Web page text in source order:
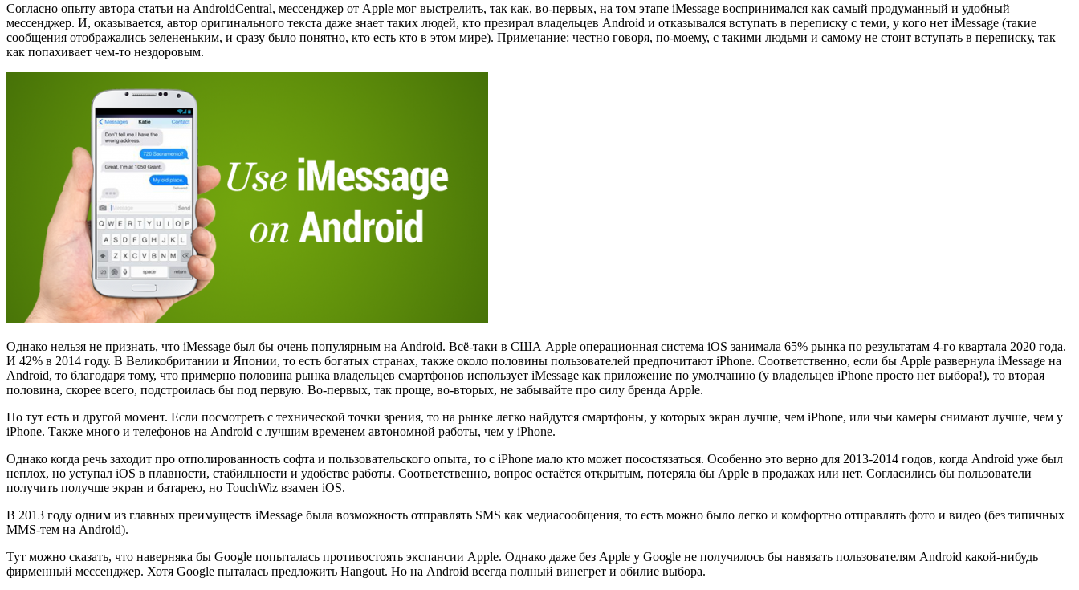
Согласно опыту автора статьи на AndroidCentral, мессенджер от Apple мог выстрелить, так как, во-первых, на том этапе iMessage воспринимался как самый продуманный и удобный
мессенджер. И, оказывается, автор оригинального текста даже знает таких людей, кто презирал владельцев Android и отказывался вступать в переписку с теми, у кого нет iMessage (такие
сообщения отображались зелененьким, и сразу было понятно, кто есть кто в этом мире). Примечание: честно говоря, по-моему, с такими людьми и самому не стоит вступать в переписку, так
как попахивает чем-то нездоровым.
Однако нельзя не признать, что iMessage был бы очень популярным на Android. Всё-таки в США Apple операционная система iOS занимала 65% рынка по результатам 4-го квартала 2020 года.
И 42% в 2014 году. В Великобритании и Японии, то есть богатых странах, также около половины пользователей предпочитают iPhone. Соответственно, если бы Apple развернула iMessage на
Android, то благодаря тому, что примерно половина рынка владельцев смартфонов использует iMessage как приложение по умолчанию (у владельцев iPhone просто нет выбора!), то вторая
половина, скорее всего, подстроилась бы под первую. Во-первых, так проще, во-вторых, не забывайте про силу бренда Apple.
Но тут есть и другой момент. Если посмотреть с технической точки зрения, то на рынке легко найдутся смартфоны, у которых экран лучше, чем iPhone, или чьи камеры снимают лучше, чем у
iPhone. Также много и телефонов на Android с лучшим временем автономной работы, чем у iPhone.
Однако когда речь заходит про отполированность софта и пользовательского опыта, то с iPhone мало кто может посостязаться. Особенно это верно для 2013-2014 годов, когда Android уже был
неплох, но уступал iOS в плавности, стабильности и удобстве работы. Соответственно, вопрос остаётся открытым, потеряла бы Apple в продажах или нет. Согласились бы пользователи
получить получше экран и батарею, но TouchWiz взамен iOS.
В 2013 году одним из главных преимуществ iMessage была возможность отправлять SMS как медиасообщения, то есть можно было легко и комфортно отправлять фото и видео (без типичных
MMS-тем на Android).
Тут можно сказать, что наверняка бы Google попыталась противостоять экспансии Apple. Однако даже без Apple у Google не получилось бы навязать пользователям Android какой-нибудь
фирменный мессенджер. Хотя Google пыталась предложить Hangout. Но на Android всегда полный винегрет и обилие выбора.